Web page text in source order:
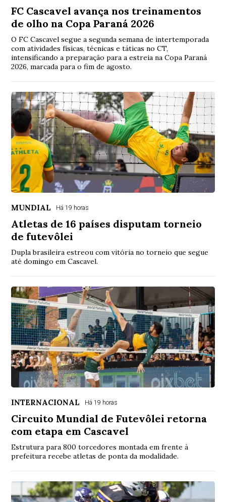
FC Cascavel avança nos treinamentos
de olho na Copa Paraná 2026
O FC Cascavel segue a segunda semana de intertemporada
com atividades físicas, técnicas e táticas no CT,
intensificando a preparação para a estreia na Copa Paraná
2026, marcada para o fim de agosto.
MUNDIAL Há 19 horas
Atletas de 16 países disputam torneio
de futevôlei
Dupla brasileira estreou com vitória no torneio que segue
até domingo em Cascavel.
INTERNACIONAL Há 19 horas
Circuito Mundial de Futevôlei retorna
com etapa em Cascavel
Estrutura para 800 torcedores montada em frente à
prefeitura recebe atletas de ponta da modalidade.